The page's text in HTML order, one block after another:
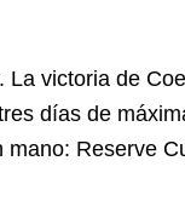
victoria de
días de
Reserve